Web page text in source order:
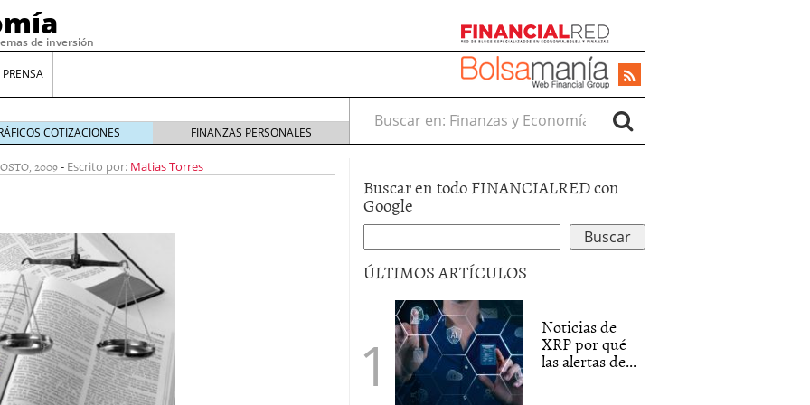
de inversión
¿Por qué el Préstamo Promotor privado
12 de diciembre de 2025
aprovechar esta opción para gestionar tus
de 2025
es una decisión financiera: cómo anticiparte
COTIZACIONES FINANZAS PERSONALES
Buscar en:
2009- Escrito por: Matias Torres
Buscar en todo FINANCIALRED con
Google
ÚLTIMOS ARTÍCULOS
Noticias de
XRP por qué
las alertas de...